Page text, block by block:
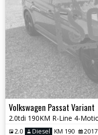
Volkswagen Passat Variant
2.0 Diesel KM 190 2017